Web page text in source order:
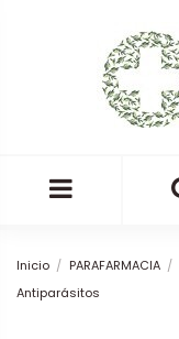
Inicio PARAFARMACIA
Antiparásitos